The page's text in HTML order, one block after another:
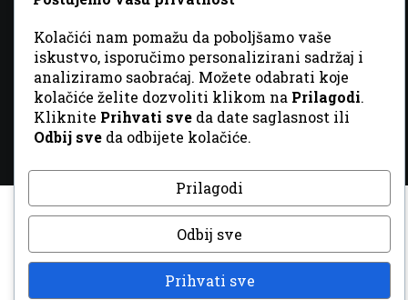
© 2026 Sva prava zadržana. DizajnGordonDM
Kolačići nam pomažu da poboljšamo vaše
iskustvo, isporučimo personalizirani sadržaj i
analiziramo saobraćaj. Možete odabrati koje
kolačiće želite dozvoliti klikom na Prilagodi.
Kliknite Prihvati sve da date saglasnost ili
Odbij sve da odbijete kolačiće.
Prilagodi
Odbij sve
Prihvati sve